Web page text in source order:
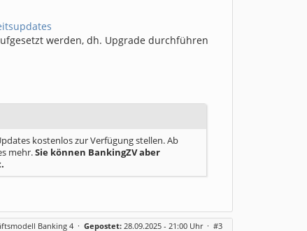
werden, dh. Upgrade durchführen
kostenlos zur Verfügung stellen. Ab
mehr.Sie können BankingZV aber
Banking 4 · Gepostet: 28.09.2025 - 21:00 Uhr · #3